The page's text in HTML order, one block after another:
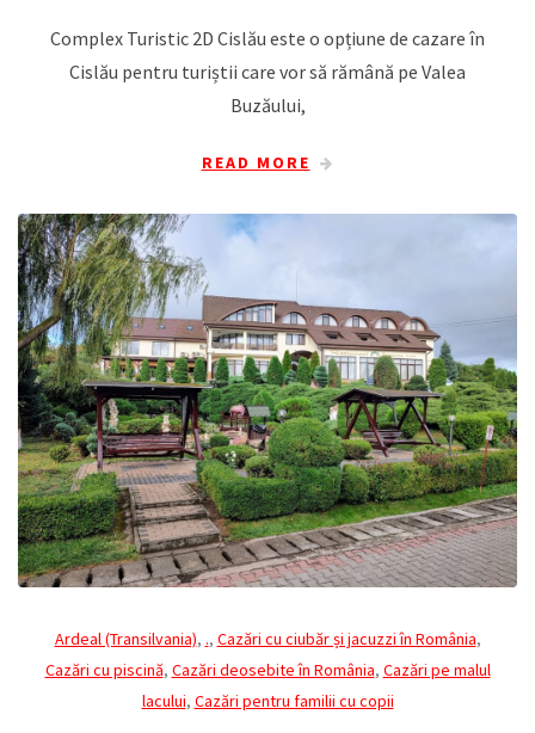
Complex Turistic 2D Cislău este o opțiune de cazare în
Cislău pentru turiștii care vor să rămână pe Valea
Buzăului,
READ MORE
Ardeal (Transilvania), ., Cazări cu ciubăr și jacuzzi în România,
Cazări cu piscină, Cazări deosebite în România, Cazări pe malul
lacului, Cazări pentru familii cu copii